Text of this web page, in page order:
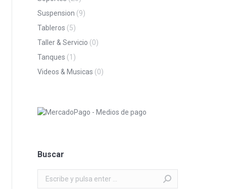
Suspension (9)
Tableros (5)
Taller & Servicio (0)
Tanques (1)
Videos & Musicas (0)
Buscar